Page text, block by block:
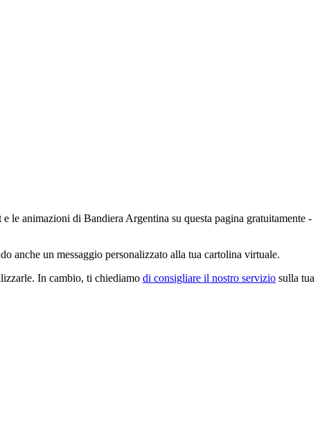
le animazioni di Bandiera Argentina su questa pagina gratuitamente -
anche un messaggio personalizzato alla tua cartolina virtuale.
In cambio, ti chiediamo di consigliare il nostro servizio sulla tua